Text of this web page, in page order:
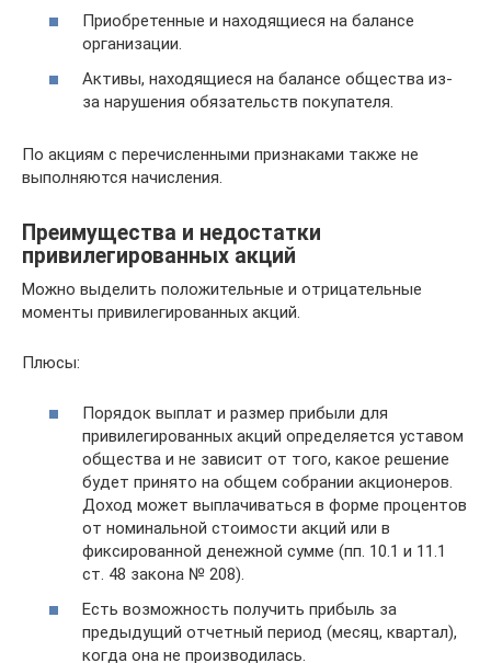
Приобретенные и находящиеся на балансе
организации.
Активы, находящиеся на балансе общества из-
за нарушения обязательств покупателя.
По акциям с перечисленными признаками также не
выполняются начисления.
Преимущества и недостатки
привилегированных акций
Можно выделить положительные и отрицательные
моменты привилегированных акций.
Плюсы:
Порядок выплат и размер прибыли для
привилегированных акций определяется уставом
общества и не зависит от того, какое решение
будет принято на общем собрании акционеров.
Доход может выплачиваться в форме процентов
от номинальной стоимости акций или в
фиксированной денежной сумме (пп. 10.1 и 11.1
ст. 48 закона № 208).
Есть возможность получить прибыль за
предыдущий отчетный период (месяц, квартал),
когда она не производилась.